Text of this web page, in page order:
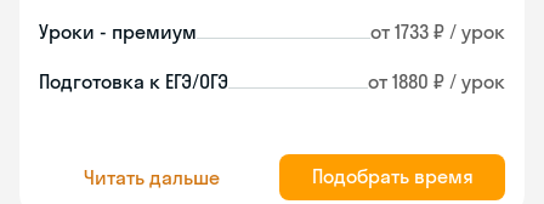
Уроки - премиум от 1733 ₽ / урок
Подготовка к ЕГЭ/ОГЭ от 1880 ₽ / урок
Читать дальше Подобрать время